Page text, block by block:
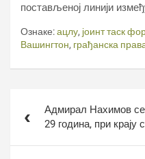
постављеној линији
Ознаке:ацлу, јоинт таск
Вашингтон, грађанска
чланкаАдмирал Нахимов
29 година, при